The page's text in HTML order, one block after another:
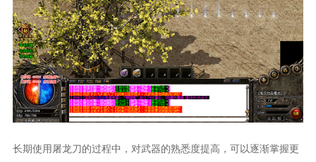
长期使用屠龙刀的过程中，对武器的熟悉度提高，可以逐渐掌握更